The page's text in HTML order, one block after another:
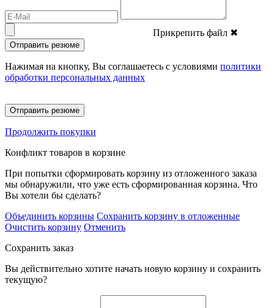
Прикрепить файл ✖
Отправить резюме
Нажимая на кнопку, Вы соглашаетесь с условиями политики
обработки персональных данных
Отправить резюме
Продолжить покупки
Конфликт товаров в корзине
При попытки сформировать корзину из отложенного заказа
мы обнаружили, что уже есть сформированная корзина. Что
Вы хотели бы сделать?
Объединить корзины Сохранить корзину в отложенные
Очистить корзину Отменить
Сохранить заказ
Вы действительно хотите начать новую корзину и сохранить
текущую?